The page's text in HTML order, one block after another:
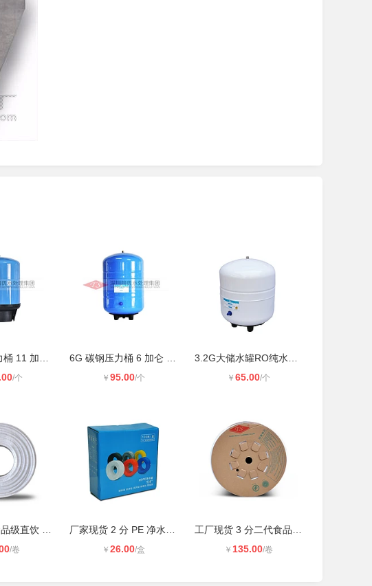
/个 ￥ 95.00/个 ￥ 65.00/个
/卷 ￥ 26.00/盒 ￥ 135.00/卷